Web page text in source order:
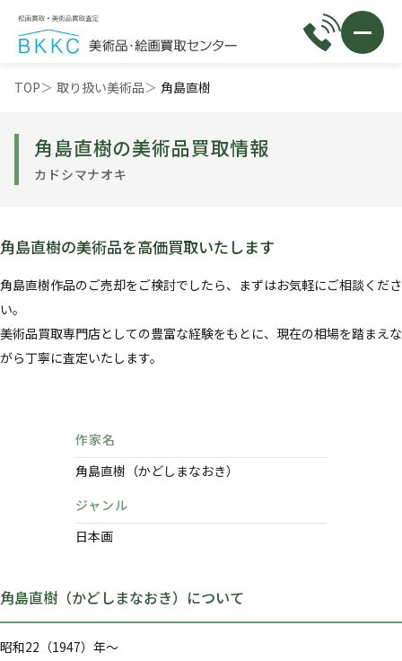
TOP 取り扱い美術品 角島直樹
角島直樹の美術品買取情報
カドシマナオキ
角島直樹の美術品を高価買取いたします
角島直樹作品のご売却をご検討でしたら、まずはお気軽にご相談くださ
い。
美術品買取専門店としての豊富な経験をもとに、現在の相場を踏まえな
がら丁寧に査定いたします。
作家名
角島直樹（かどしまなおき）
ジャンル
日本画
角島直樹（かどしまなおき）について
昭和22（1947）年～